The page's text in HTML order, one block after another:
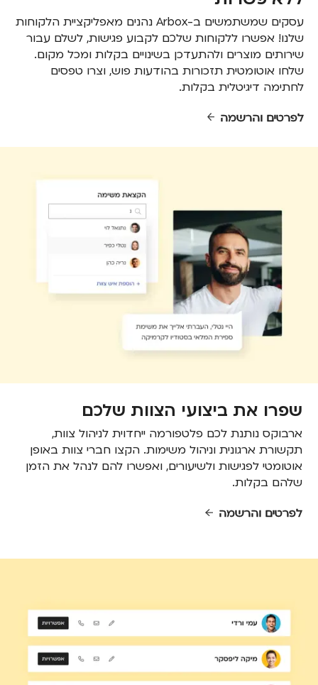
עסקים שמשתמשים ב-Arbox נהנים מאפליקציית הלקוחות
שלנו! אפשרו ללקוחות שלכם לקבוע פגישות, לשלם עבור
שירותים מוצרים ולהתעדכן בשינויים בקלות ומכל מקום.
שלחו אוטומטית תזכורות בהודעות פוש, וצרו טפסים
לחתימה דיגיטלית בקלות.
לפרטים והרשמה
שפרו את ביצועי הצוות שלכם
ארבוקס נותנת לכם פלטפורמה ייחדוית לניהול צוות,
תקשורת ארגונית וניהול משימות. הקצו חברי צוות באופן
אוטומטי לפגישות ולשיעורים, ואפשרו להם לנהל את הזמן
שלהם בקלות.
לפרטים והרשמה